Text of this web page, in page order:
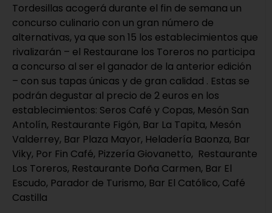
Tordesillas acogerá durante el fin de semana un
concurso culinario con un gran número de
alternativas, ya que son 15 los establecimientos que
rivalizarán – el Restaurane los Toreros no participa
a concurso al ser el ganador de la anterior edición
– con sus tapas únicas y de gran calidad . Estas se
podrán degustar al precio de 2 euros en los
establecimientos: Seros Café y Copas, Mesón San
Antolín, Restaurante Figón, Bar La Tapita, Mesón
Valderrey, Bar Plaza Mayor, Heladería Baonza, Bar
Viky, Por Fin Café, Pizzería Giovanetto, Restaurante
Los Toreros, Restaurante Doña Carmen, Bar El
Escudo, Parador de Turismo, Bar El Católico, Café
Castilla